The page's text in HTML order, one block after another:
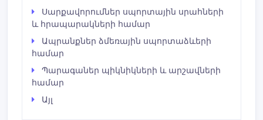
Սարքավորումներ սպորտային սրահների
և հրապարակների համար
Ապրանքներ ձմեռային սպորտաձևերի
համար
Պարագաներ պիկնիկների և արշավների
համար
Այլ